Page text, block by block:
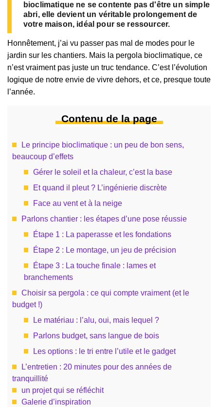
bioclimatique ne se contente pas d'être un simple
abri, elle devient un véritable prolongement de
votre maison, idéal pour se ressourcer.
Honnêtement, j’ai vu passer pas mal de modes pour le
jardin sur les chantiers. Mais la pergola bioclimatique, ce
n’est vraiment pas juste un truc tendance. C’est l’évolution
logique de notre envie de vivre dehors, et ce, presque toute
l’année.
Contenu de la page
Le principe bioclimatique : un peu de bon sens,
beaucoup d’effets
Gérer le soleil et la chaleur, c’est la base
Et quand il pleut ? L’ingénierie discrète
Face au vent et à la neige
Parlons chantier : les étapes d’une pose réussie
Étape 1 : La paperasse et les fondations
Étape 2 : Le montage, un jeu de précision
Étape 3 : La touche finale : lames et
branchements
Choisir sa pergola : ce qui compte vraiment (et le
budget !)
Le matériau : l’alu, oui, mais lequel ?
Parlons budget, sans langue de bois
Les options : le tri entre l’utile et le gadget
L’entretien : 20 minutes pour des années de
tranquillité
un projet qui se réfléchit
Galerie d’inspiration